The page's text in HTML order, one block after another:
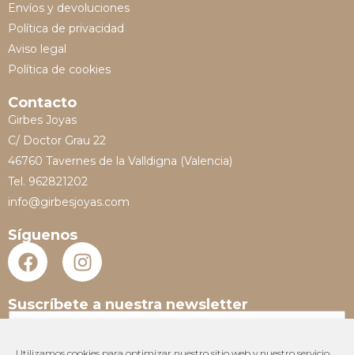
Envíos y devoluciones
Política de privacidad
Aviso legal
Política de cookies
Contacto
Girbes Joyas
C/ Doctor Grau 22
46760 Tavernes de la Valldigna (Valencia)
Tel. 962821202
info@girbesjoyas.com
Síguenos
Suscríbete a nuestra newsletter
N
m